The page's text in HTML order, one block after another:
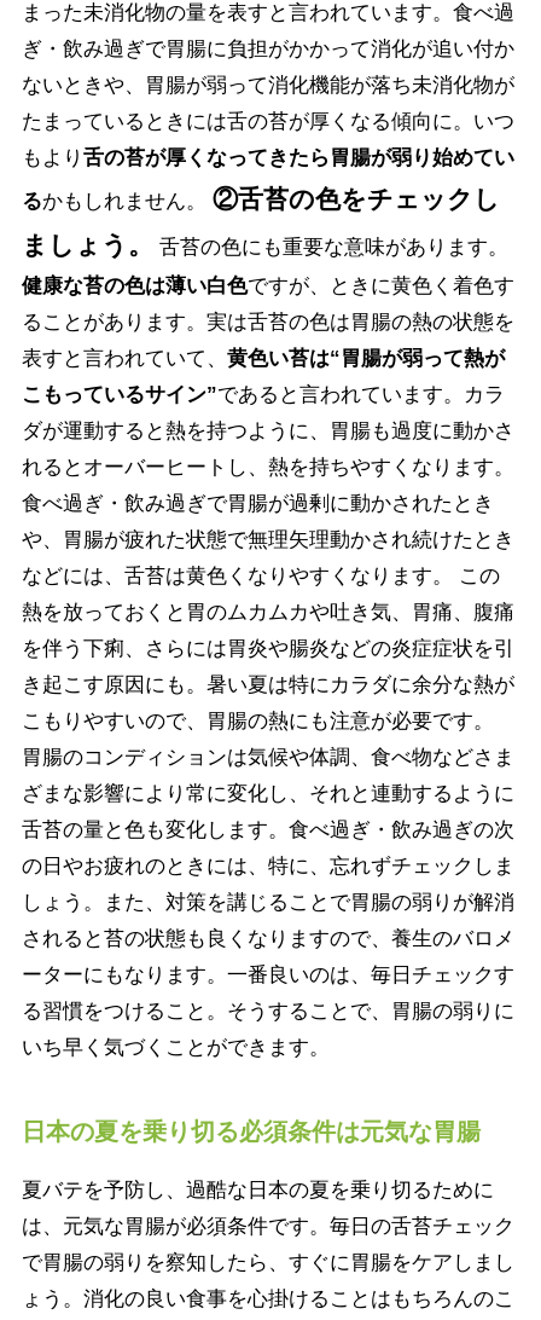
まった未消化物の量を表すと言われています。食べ過
ぎ・飲み過ぎで胃腸に負担がかかって消化が追い付か
ないときや、胃腸が弱って消化機能が落ち未消化物が
たまっているときには舌の苔が厚くなる傾向に。いつ
もより 舌の苔が厚くなってきたら胃腸が弱り始めてい
るかもしれません。 ②舌苔の色をチェックし
ましょう。
舌苔の色にも重要な意味があります。
健康な苔の色は薄い白色ですが、ときに黄色く着色す
ることがあります。実は舌苔の色は胃腸の熱の状態を
表すと言われていて、 黄色い苔は“胃腸が弱って熱が
こもっているサイン”であると言われています。カラ
ダが運動すると熱を持つように、胃腸も過度に動かさ
れるとオーバーヒートし、熱を持ちやすくなります。
食べ過ぎ・飲み過ぎで胃腸が過剰に動かされたとき
や、胃腸が疲れた状態で無理矢理動かされ続けたとき
などには、舌苔は黄色くなりやすくなります。 この
熱を放っておくと胃のムカムカや吐き気、胃痛、腹痛
を伴う下痢、さらには胃炎や腸炎などの炎症症状を引
き起こす原因にも。暑い夏は特にカラダに余分な熱が
こもりやすいので、胃腸の熱にも注意が必要です。
胃腸のコンディションは気候や体調、食べ物などさま
ざまな影響により常に変化し、それと連動するように
舌苔の量と色も変化します。食べ過ぎ・飲み過ぎの次
の日やお疲れのときには、特に、忘れずチェックしま
しょう。また、対策を講じることで胃腸の弱りが解消
されると苔の状態も良くなりますので、養生のバロメ
ーターにもなります。一番良いのは、毎日チェックす
る習慣をつけること。そうすることで、胃腸の弱りに
いち早く気づくことができます。
日本の夏を乗り切る必須条件は元気な胃腸
夏バテを予防し、過酷な日本の夏を乗り切るために
は、元気な胃腸が必須条件です。毎日の舌苔チェック
で胃腸の弱りを察知したら、すぐに胃腸をケアしまし
ょう。消化の良い食事を心掛けることはもちろんのこ